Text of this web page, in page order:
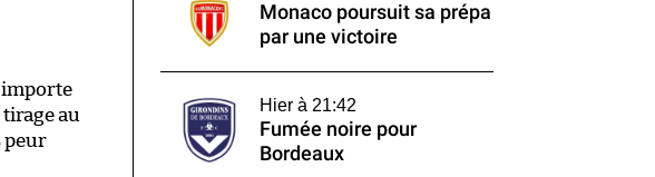
au
peur
Monaco poursuit sa prépa
par une victoire
Hier à 21:42
Fumée noire pour
Bordeaux